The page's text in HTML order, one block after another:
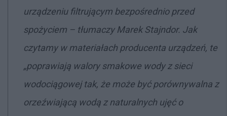
urządzeniu filtrującym bezpośrednio przed
spożyciem – tłumaczy Marek Stajndor. Jak
czytamy w materiałach producenta urządzeń, te
„poprawiają walory smakowe wody z sieci
wodociągowej tak, że może być porównywalna z
orzeźwiającą wodą z naturalnych ujęć o